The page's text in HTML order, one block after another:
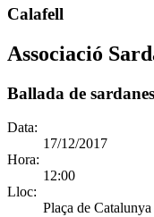
Calafell
Associació
Ballada de sardanes
Data:
17/12/2017
Hora:
12:00
Lloc:
Plaça de